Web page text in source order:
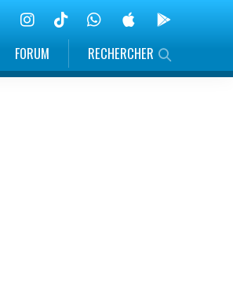
FORUM RECHERCHER